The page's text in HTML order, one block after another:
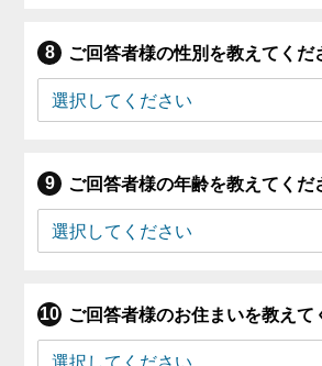
ご回答者様の性別を教えてくだ
ご回答者様の年齢を教えてくだ
ご回答者様のお住まいを教えて